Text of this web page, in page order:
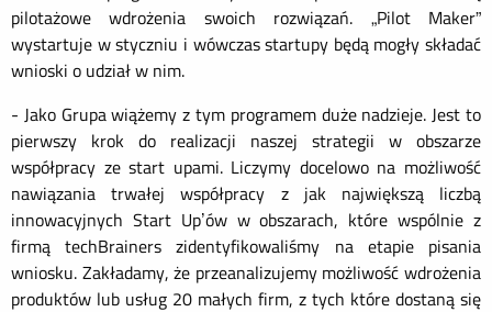
pilotażowe wdrożenia swoich rozwiązań. „Pilot Maker”
wystartuje w styczniu i wówczas startupy będą mogły składać
wnioski o udział w nim.
- Jako Grupa wiążemy z tym programem duże nadzieje. Jest to
pierwszy krok do realizacji naszej strategii w obszarze
współpracy ze start upami. Liczymy docelowo na możliwość
nawiązania trwałej współpracy z jak największą liczbą
innowacyjnych Start Up’ów w obszarach, które wspólnie z
firmą techBrainers zidentyfikowaliśmy na etapie pisania
wniosku. Zakładamy, że przeanalizujemy możliwość wdrożenia
produktów lub usług 20 małych firm, z tych które dostaną się